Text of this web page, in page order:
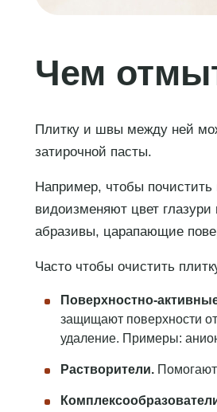
Чем
Плитку и швы между ней
затирочной пасты.
Например, чтобы почистить
видоизменяют цвет
абразивы, царапающие
Часто чтобы очистить
Поверхностно-
защищают поверхности
удаление. Примеры:
Растворители.